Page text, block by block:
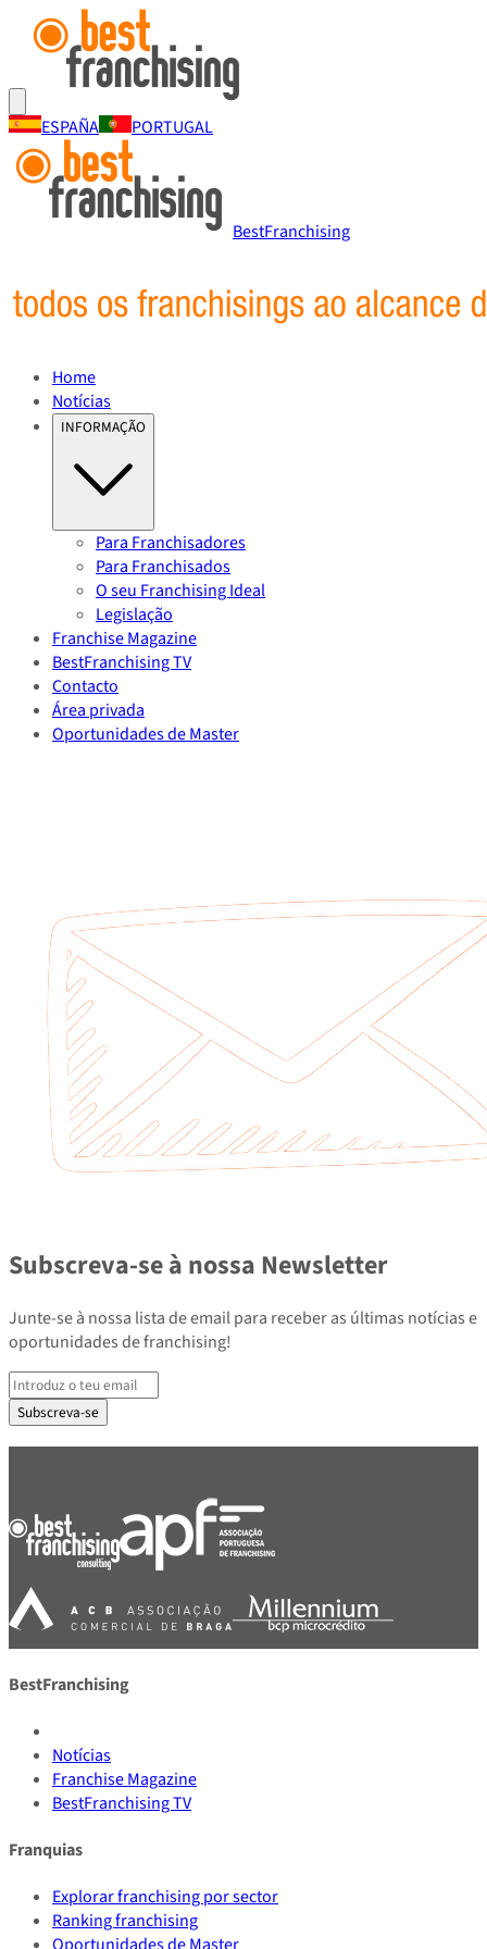
ESPAÑA PORTUGAL
BestFranchising
Home
Notícias
INFORMAÇÃO
Para Franchisadores
Para Franchisados
O seu Franchising Ideal
Legislação
Franchise Magazine
BestFranchising TV
Contacto
Área privada
Oportunidades de Master
Subscreva-se à nossa Newsletter
Junte-se à nossa lista de email para receber as últimas notícias e
oportunidades de franchising!
Subscreva-se
BestFranchising
Notícias
Franchise Magazine
BestFranchising TV
Franquias
Explorar franchising por sector
Ranking franchising